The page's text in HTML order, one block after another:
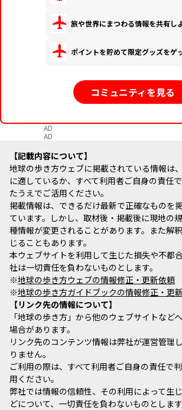
旅や世界にまつわる情報を共有し
ポイントを貯めて限定グッズをゲ
コミュニティを見る
AD
AD
記載内容について
地球の歩き方ウェブに掲載されている情報は
に適しているか、すべて利用者ご自身の責任
たうえでご活用ください。
掲載情報は、できるだけ最新で正確なものを
ています。しかし、取材後・掲載後に現地の
種情報が変更されることがあります。また解
じることもあります。
本ウェブサイトを利用して生じた損失や不都
社は一切責任を負わないものとします。
※地球の歩き方ウェブの情報修正・更新依頼
※地球の歩き方ガイドブックの情報修正・更
リンク先の情報について
「地球の歩き方」から他のウェブサイトなど
場合があります。
リンク先のコンテンツ情報は弊社が運営管理
りません。
ご利用の際は、すべて利用者ご自身の責任で
用ください。
弊社では情報の信頼性、その利用によって生
どについて、一切責任を負わないものとします